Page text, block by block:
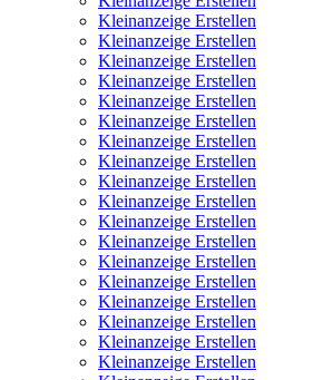
Kleinanzeige Erstellen
Kleinanzeige Erstellen
Kleinanzeige Erstellen
Kleinanzeige Erstellen
Kleinanzeige Erstellen
Kleinanzeige Erstellen
Kleinanzeige Erstellen
Kleinanzeige Erstellen
Kleinanzeige Erstellen
Kleinanzeige Erstellen
Kleinanzeige Erstellen
Kleinanzeige Erstellen
Kleinanzeige Erstellen
Kleinanzeige Erstellen
Kleinanzeige Erstellen
Kleinanzeige Erstellen
Kleinanzeige Erstellen
Kleinanzeige Erstellen